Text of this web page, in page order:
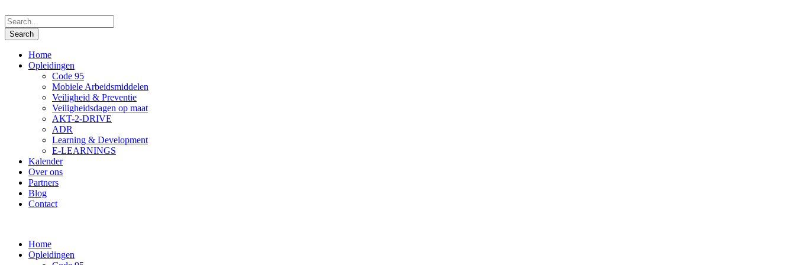
Home
Opleidingen
Code 95
Mobiele Arbeidsmiddelen
Veiligheid & Preventie
Veiligheidsdagen op maat
AKT-2-DRIVE
ADR
Learning & Development
E-LEARNINGS
Kalender
Over ons
Partners
Blog
Contact
Home
Opleidingen